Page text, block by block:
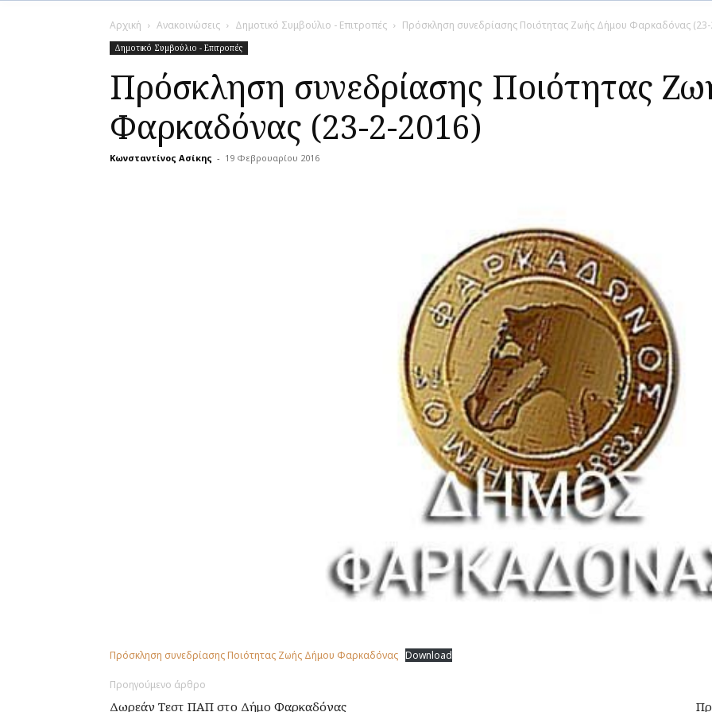
Αρχική Ανακοινώσεις Δημοτικό Συμβούλιο - Επιτροπές Πρόσκληση συνεδρίασης Ποιότητας Ζωής Δήμου Φαρκαδόνας (23-
Δημοτικό Συμβούλιο - Επιτροπές
Πρόσκληση συνεδρίασης Ποιότητας
Φαρκαδόνας (23-2-2016)
Κωνσταντίνος Ασίκης - 19 Φεβρουαρίου 2016
Πρόσκληση συνεδρίασης Ποιότητας Ζωής Δήμου Φαρκαδόνας Download
Προηγούμενο άρθρο
Δωρεάν Τεστ ΠΑΠ στο Δήμο Φαρκαδόνας